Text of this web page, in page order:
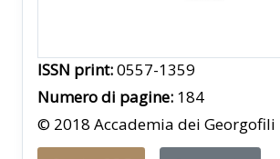
ISSN print:0557-1359
Numero di pagine: 184
© 2018 Accademia dei Georgofili